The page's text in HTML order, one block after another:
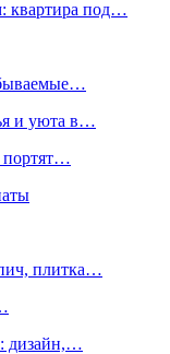
квартира под…
и уюта в…
портят…
плитка…
дизайн,…